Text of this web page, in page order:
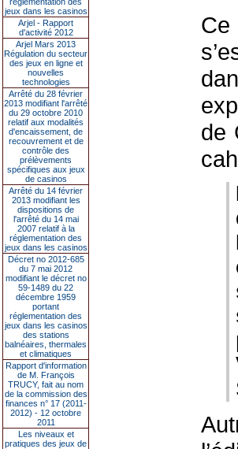
jeux dans les casinos
Arjel - Rapport
d'activité 2012
Arjel Mars 2013
Régulation du secteur
des jeux en ligne et
nouvelles
technologies
Arrêté du 28 février
2013 modifiant l'arrêté
du 29 octobre 2010
relatif aux modalités
d'encaissement, de
recouvrement et de
contrôle des
prélèvements
spécifiques aux jeux
de casinos
Arrêté du 14 février
2013 modifiant les
dispositions de
l'arrêté du 14 mai
2007 relatif à la
réglementation des
jeux dans les casinos
Décret no 2012-685
du 7 mai 2012
modifiant le décret no
59-1489 du 22
décembre 1959
portant
réglementation des
jeux dans les casinos
des stations
balnéaires, thermales
et climatiques
Rapport d'information
de M. François
TRUCY, fait au nom
de la commission des
finances n° 17 (2011-
2012) - 12 octobre
2011
Les niveaux et
pratiques des jeux de
de